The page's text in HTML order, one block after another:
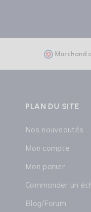
Marchand
PLAN DU SITE
Nos nouveautés
Mon compte
Mon panier
Commander un
Blog/Forum